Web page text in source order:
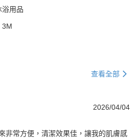
浴用品
3M
查看全部
2026/04/04
非常方便，清潔效果佳，讓我的肌膚感